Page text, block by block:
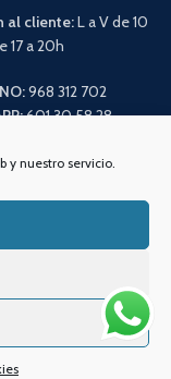
y nuestro servicio.
al cliente:L a V de 10
17 a 20h
968 312 702
601 30 58 28